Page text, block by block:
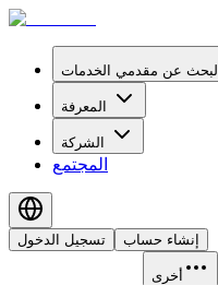
البحث عن مقدمي الخدمات
المعرفة
الشركة
المجتمع
تسجيل الدخول إنشاء حساب
أخرى